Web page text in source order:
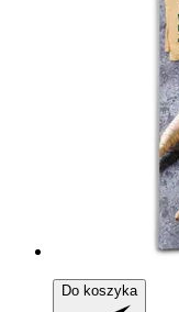
Do koszyka